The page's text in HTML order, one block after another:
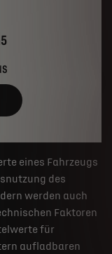
eines Fahrzeugs
des
werden auch
Faktoren
für
aufladbaren